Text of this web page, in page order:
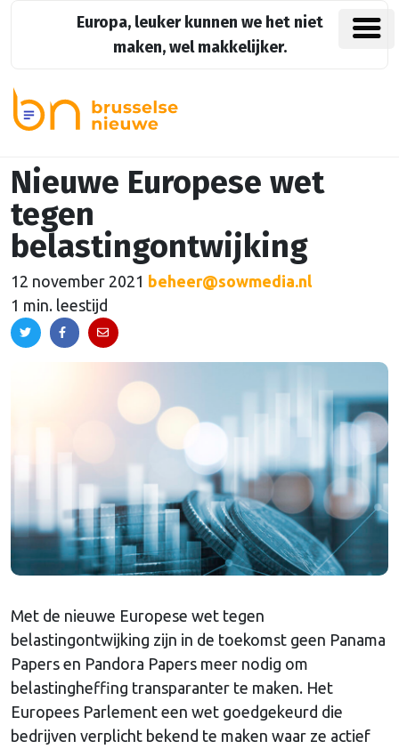
Europa, leuker kunnen we het niet
maken, wel makkelijker.
Nieuwe Europese wet
tegen
belastingontwijking
12 november 2021 beheer@sowmedia.nl
1 min. leestijd
Met de nieuwe Europese wet tegen
belastingontwijking zijn in de toekomst geen Panama
Papers en Pandora Papers meer nodig om
belastingheffing transparanter te maken. Het
Europees Parlement een wet goedgekeurd die
bedrijven verplicht bekend te maken waar ze actief